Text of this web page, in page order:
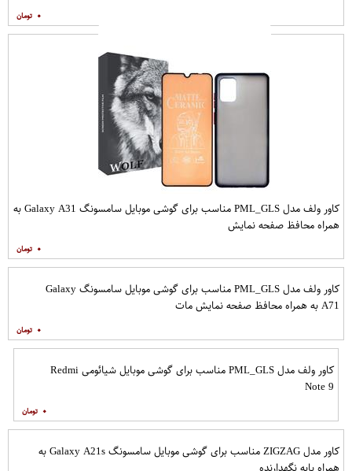
۰
کاور ولف مدل PML_GLS مناسب برای گوشی موبایل سامسونگ Galaxy A31 به
همراه محافظ صفحه نمایش
۰
کاور ولف مدل PML_GLS مناسب برای گوشی موبایل سامسونگ Galaxy
A71 به همراه محافظ صفحه نمایش مات
۰
کاور ولف مدل PML_GLS مناسب برای گوشی موبایل شیائومی Redmi
Note 9
۰
کاور مدل ZIGZAG مناسب برای گوشی موبایل سامسونگ Galaxy A21s به
همراه پایه نگهدارنده